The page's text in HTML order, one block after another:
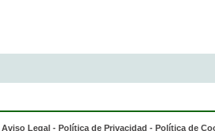
Aviso Legal - Política de Privacidad - Política de